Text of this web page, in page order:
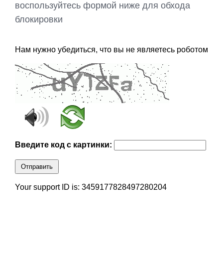
воспользуйтесь формой ниже для обхода
блокировки
Нам нужно убедиться, что вы не являетесь роботом
Введите код с картинки:
Отправить
Your support ID is: 3459177828497280204